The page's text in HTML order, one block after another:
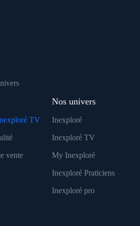
TV
vente
Nos univers
Inexploré
Inexploré TV
My Inexploré
Inexploré Praticiens
Inexploré pro